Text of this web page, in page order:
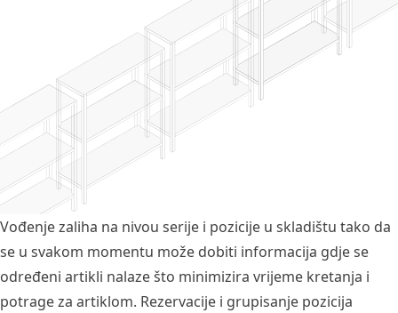
Vođenje zaliha na nivou serije i pozicije u skladištu tako da
se u svakom momentu može dobiti informacija gdje se
određeni artikli nalaze što minimizira vrijeme kretanja i
potrage za artiklom. Rezervacije i grupisanje pozicija